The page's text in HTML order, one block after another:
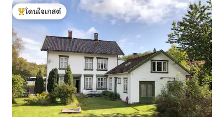
โดนใจเกสต์ที่สุด
โดนใจเกสต์